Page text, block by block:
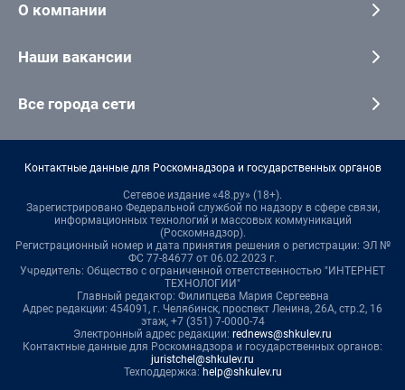
О компании
Наши вакансии
Все города сети
Контактные данные для Роскомнадзора и государственных органов
Сетевое издание «48.ру» (18+).
Зарегистрировано Федеральной службой по надзору в сфере связи,
информационных технологий и массовых коммуникаций
(Роскомнадзор).
Регистрационный номер и дата принятия решения о регистрации: ЭЛ №
ФС 77-84677 от 06.02.2023 г.
Учредитель: Общество с ограниченной ответственностью "ИНТЕРНЕТ
ТЕХНОЛОГИИ"
Главный редактор: Филипцева Мария Сергеевна
Адрес редакции: 454091, г. Челябинск, проспект Ленина, 26А, стр.2, 16
этаж, +7 (351) 7-0000-74
Электронный адрес редакции: rednews@shkulev.ru
Контактные данные для Роскомнадзора и государственных органов:
juristchel@shkulev.ru
Техподдержка: help@shkulev.ru